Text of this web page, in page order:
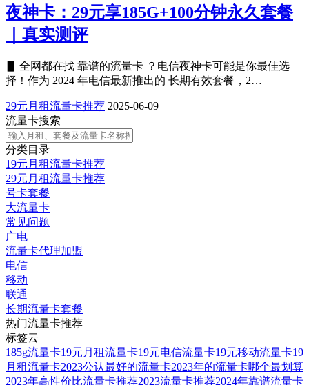
夜神卡：29元享185G+100分钟永久套餐
｜真实测评
▋ 全网都在找 靠谱的流量卡 ？电信夜神卡可能是你最佳选
择！作为 2024 年电信最新推出的 长期有效套餐，2…
29元月租流量卡推荐 2025-06-09
流量卡搜索
分类目录
19元月租流量卡推荐
29元月租流量卡推荐
号卡套餐
大流量卡
常见问题
广电
流量卡代理加盟
电信
移动
联通
长期流量卡套餐
热门流量卡推荐
标签云
185g流量卡19元月租流量卡19元电信流量卡19元移动流量卡19
月租流量卡2023公认最好的流量卡2023年的流量卡哪个最划算
2023年高性价比流量卡推荐2023流量卡推荐2024年靠谱流量卡